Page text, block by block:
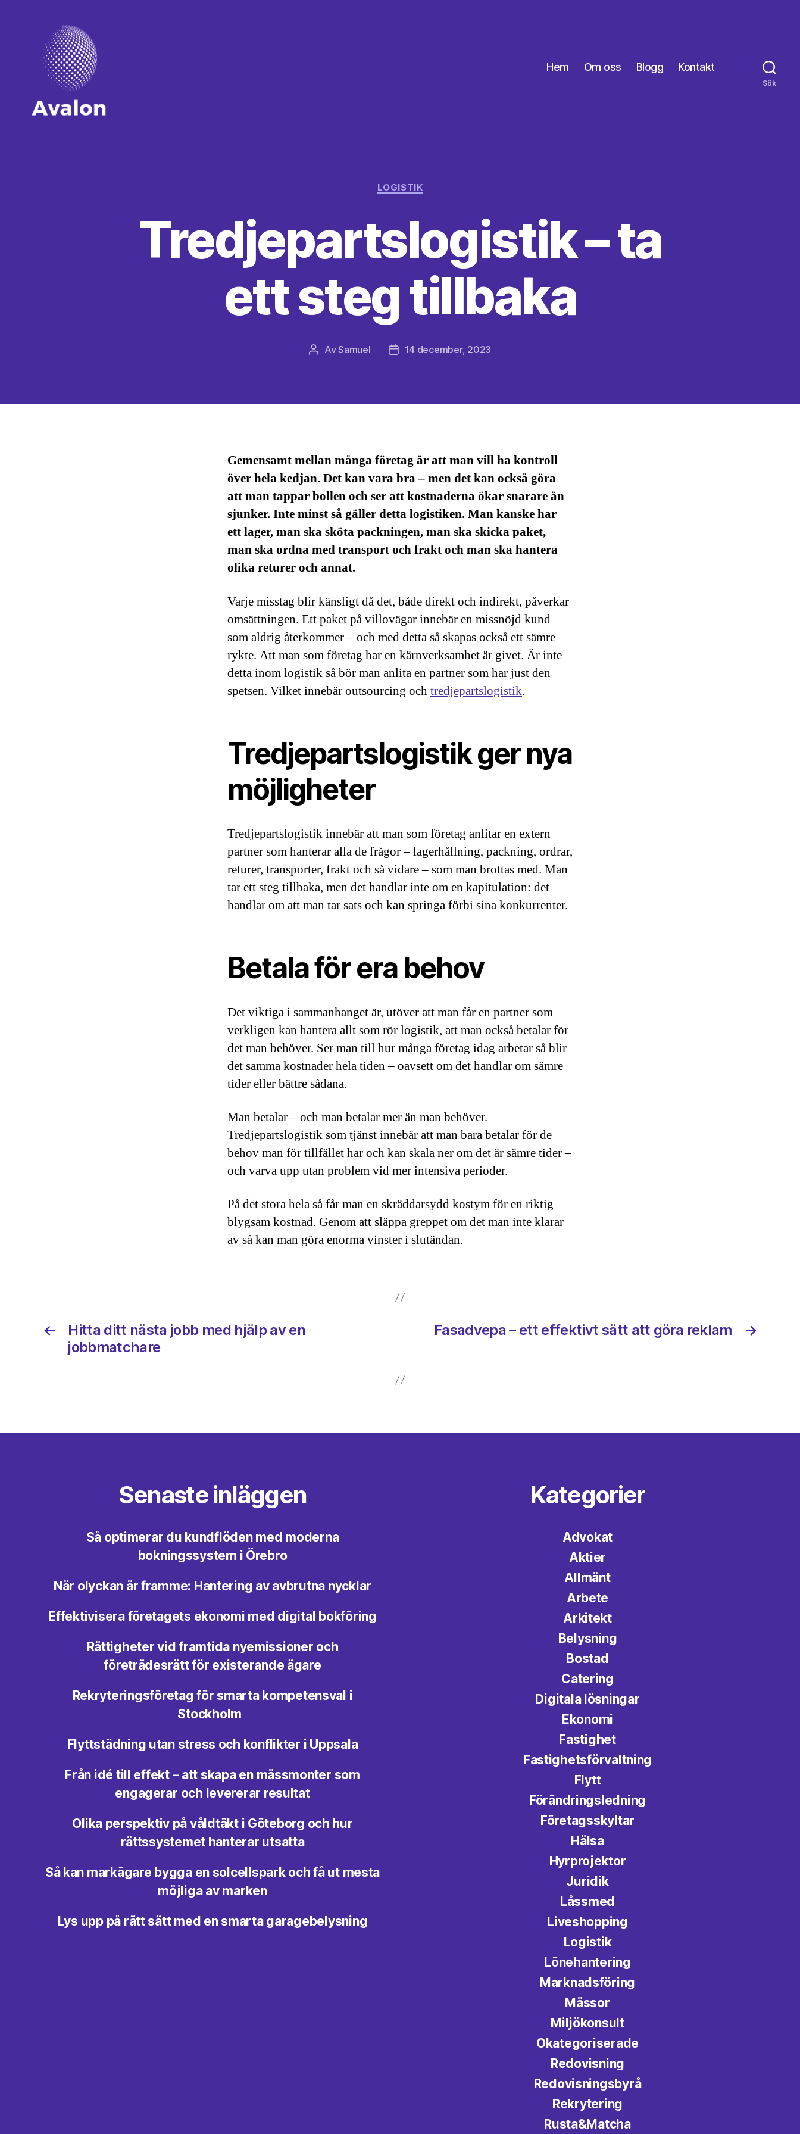
Hem Om oss Blogg Kontakt
Sök
Kategorier
LOGISTIK
Tredjepartslogistik – ta
ett steg tillbaka
Inläggsförfattare
AvSamuel Inläggsdatum
14 december, 2023
Gemensamt mellan många företag är att man vill ha kontroll
över hela kedjan. Det kan vara bra – men det kan också göra
att man tappar bollen och ser att kostnaderna ökar snarare än
sjunker. Inte minst så gäller detta logistiken. Man kanske har
ett lager, man ska sköta packningen, man ska skicka paket,
man ska ordna med transport och frakt och man ska hantera
olika returer och annat.
Varje misstag blir känsligt då det, både direkt och indirekt, påverkar
omsättningen. Ett paket på villovägar innebär en missnöjd kund
som aldrig återkommer – och med detta så skapas också ett sämre
rykte. Att man som företag har en kärnverksamhet är givet. Är inte
detta inom logistik så bör man anlita en partner som har just den
spetsen. Vilket innebär outsourcing ochtredjepartslogistik.
Tredjepartslogistik ger nya
möjligheter
Tredjepartslogistik innebär att man som företag anlitar en extern
partner som hanterar alla de frågor – lagerhållning, packning, ordrar,
returer, transporter, frakt och så vidare – som man brottas med. Man
tar ett steg tillbaka, men det handlar inte om en kapitulation: det
handlar om att man tar sats och kan springa förbi sina konkurrenter.
Betala för era behov
Det viktiga i sammanhanget är, utöver att man får en partner som
verkligen kan hantera allt som rör logistik, att man också betalar för
det man behöver. Ser man till hur många företag idag arbetar så blir
det samma kostnader hela tiden – oavsett om det handlar om sämre
tider eller bättre sådana.
Man betalar – och man betalar mer än man behöver.
Tredjepartslogistik som tjänst innebär att man bara betalar för de
behov man för tillfället har och kan skala ner om det är sämre tider –
och varva upp utan problem vid mer intensiva perioder.
På det stora hela så får man en skräddarsydd kostym för en riktig
blygsam kostnad. Genom att släppa greppet om det man inte klarar
av så kan man göra enorma vinster i slutändan.
←
Hitta ditt nästa jobb med hjälp av en
jobbmatchare
→
Fasadvepa – ett effektivt sätt att göra reklam
Senaste inläggen
Så optimerar du kundflöden med moderna
bokningssystem i Örebro
När olyckan är framme: Hantering av avbrutna nycklar
Effektivisera företagets ekonomi med digital bokföring
Rättigheter vid framtida nyemissioner och
företrädesrätt för existerande ägare
Rekryteringsföretag för smarta kompetensval i
Stockholm
Flyttstädning utan stress och konflikter i Uppsala
Från idé till effekt – att skapa en mässmonter som
engagerar och levererar resultat
Olika perspektiv på våldtäkt i Göteborg och hur
rättssystemet hanterar utsatta
Så kan markägare bygga en solcellspark och få ut mesta
möjliga av marken
Lys upp på rätt sätt med en smarta garagebelysning
Kategorier
Advokat
Aktier
Allmänt
Arbete
Arkitekt
Belysning
Bostad
Catering
Digitala lösningar
Ekonomi
Fastighet
Fastighetsförvaltning
Flytt
Förändringsledning
Företagsskyltar
Hälsa
Hyrprojektor
Juridik
Låssmed
Liveshopping
Logistik
Lönehantering
Marknadsföring
Mässor
Miljökonsult
Okategoriserade
Redovisning
Redovisningsbyrå
Rekrytering
Rusta&Matcha